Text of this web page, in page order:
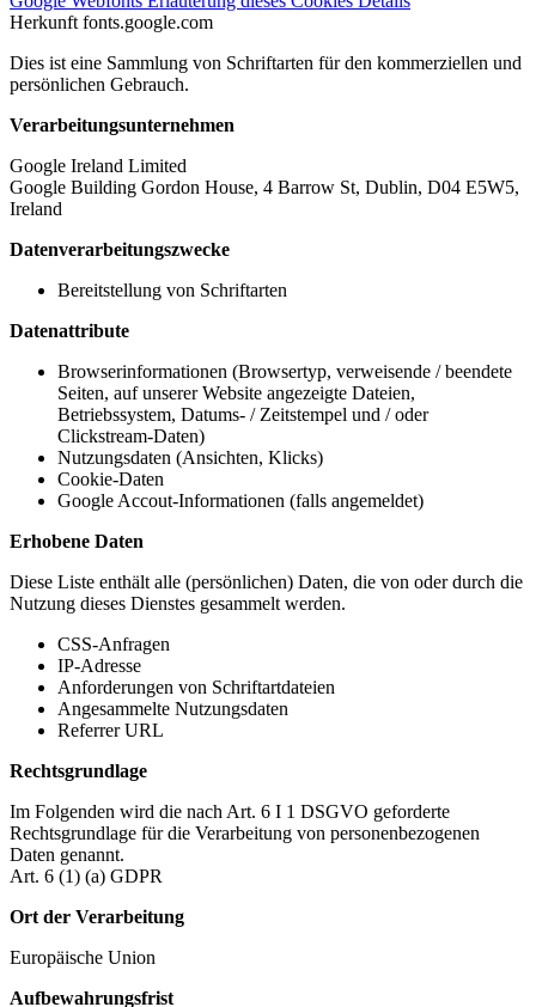
Herkunft fonts.google.com
Dies ist eine Sammlung von Schriftarten für den kommerziellen und
persönlichen Gebrauch.
Verarbeitungsunternehmen
Google Ireland Limited
Google Building Gordon House, 4 Barrow St, Dublin, D04 E5W5,
Ireland
Datenverarbeitungszwecke
Bereitstellung von Schriftarten
Datenattribute
Browserinformationen (Browsertyp, verweisende / beendete
Seiten, auf unserer Website angezeigte Dateien,
Betriebssystem, Datums- / Zeitstempel und / oder
Clickstream-Daten)
Nutzungsdaten (Ansichten, Klicks)
Cookie-Daten
Google Accout-Informationen (falls angemeldet)
Erhobene Daten
Diese Liste enthält alle (persönlichen) Daten, die von oder durch die
Nutzung dieses Dienstes gesammelt werden.
CSS-Anfragen
IP-Adresse
Anforderungen von Schriftartdateien
Angesammelte Nutzungsdaten
Referrer URL
Rechtsgrundlage
Im Folgenden wird die nach Art. 6 I 1 DSGVO geforderte
Rechtsgrundlage für die Verarbeitung von personenbezogenen
Daten genannt.
Art. 6 (1) (a) GDPR
Ort der Verarbeitung
Europäische Union
Aufbewahrungsfrist